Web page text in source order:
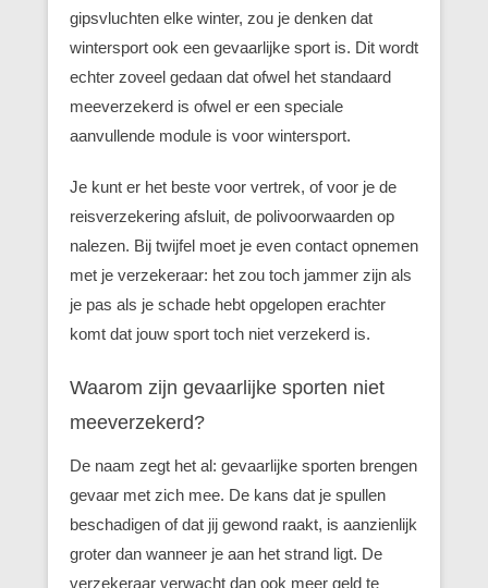
gipsvluchten elke winter, zou je denken dat
wintersport ook een gevaarlijke sport is. Dit wordt
echter zoveel gedaan dat ofwel het standaard
meeverzekerd is ofwel er een speciale
aanvullende module is voor wintersport.
Je kunt er het beste voor vertrek, of voor je de
reisverzekering afsluit, de polivoorwaarden op
nalezen. Bij twijfel moet je even contact opnemen
met je verzekeraar: het zou toch jammer zijn als
je pas als je schade hebt opgelopen erachter
komt dat jouw sport toch niet verzekerd is.
Waarom zijn gevaarlijke sporten niet
meeverzekerd?
De naam zegt het al: gevaarlijke sporten brengen
gevaar met zich mee. De kans dat je spullen
beschadigen of dat jij gewond raakt, is aanzienlijk
groter dan wanneer je aan het strand ligt. De
verzekeraar verwacht dan ook meer geld te